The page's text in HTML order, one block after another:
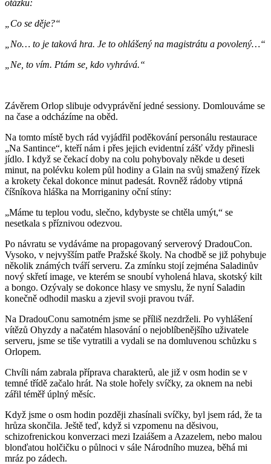
otázku:
„Co se děje?“
„No… to je taková hra. Je to ohlášený na magistrátu a povolený…“
„Ne, to vím. Ptám se, kdo vyhrává.“
Závěrem Orlop slibuje odvyprávění jedné sessiony. Domlouváme se
na čase a odcházíme na oběd.
Na tomto místě bych rád vyjádřil poděkování personálu restaurace
„Na Santince“, kteří nám i přes jejich evidentní zášť vždy přinesli
jídlo. I když se čekací doby na colu pohybovaly někde u deseti
minut, na polévku kolem půl hodiny a Glain na svůj smažený řízek
a krokety čekal dokonce minut padesát. Rovněž rádoby vtipná
číšníkova hláška na Morriganiny oční stíny:
„Máme tu teplou vodu, slečno, kdybyste se chtěla umýt,“ se
nesetkala s příznivou odezvou.
Po návratu se vydáváme na propagovaný serverový DradouCon.
Vysoko, v nejvyšším patře Pražské školy. Na chodbě se již pohybuje
několik známých tváří serveru. Za zmínku stojí zejména Saladinův
nový skřetí image, ve kterém se snoubí vyholená hlava, skotský kilt
a bongo. Ozývaly se dokonce hlasy ve smyslu, že nyní Saladin
konečně odhodil masku a zjevil svoji pravou tvář.
Na DradouConu samotném jsme se příliš nezdrželi. Po vyhlášení
vítězů Ohyzdy a načatém hlasování o nejoblíbenějšího uživatele
serveru, jsme se tiše vytratili a vydali se na domluvenou schůzku s
Orlopem.
Chvíli nám zabrala příprava charakterů, ale již v osm hodin se v
temné třídě začalo hrát. Na stole hořely svíčky, za oknem na nebi
zářil téměř úplný měsíc.
Když jsme o osm hodin později zhasínali svíčky, byl jsem rád, že ta
hrůza skončila. Ještě teď, když si vzpomenu na děsivou,
schizofrenickou konverzaci mezi Izaiášem a Azazelem, nebo malou
blonďatou holčičku o půlnoci v sále Národního muzea, běhá mi
mráz po zádech.